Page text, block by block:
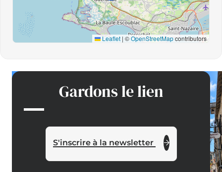
Leaflet | ©OpenStreetMapcontributors
Gardons le lien
S'inscrire à la newsletter